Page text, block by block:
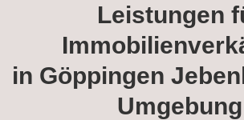
Leistungen
in Göppingen
Umgebung